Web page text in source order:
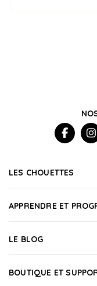
LES CHOUETTES
APPRENDRE ET
LE BLOG
BOUTIQUE ET